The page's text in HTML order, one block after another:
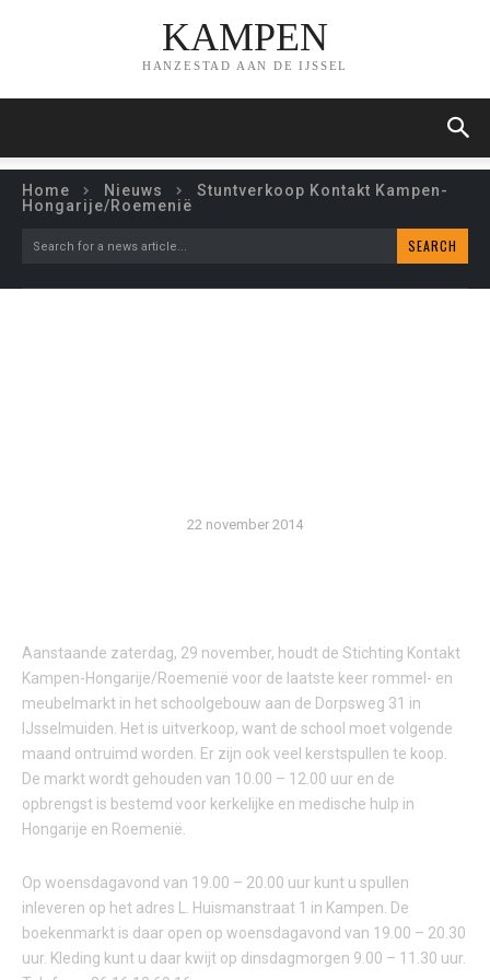
KAMPEN
HANZESTAD AAN DE IJSSEL
Home Nieuws
Stuntverkoop Kontakt Kampen-
Hongarije/Roemenië
Search for a news article... SEARCH
22 november 2014
Aanstaande zaterdag, 29 november, houdt de Stichting Kontakt
Kampen-Hongarije/Roemenië voor de laatste keer rommel- en
meubelmarkt in het schoolgebouw aan de Dorpsweg 31 in
IJsselmuiden. Het is uitverkoop, want de school moet volgende
maand ontruimd worden. Er zijn ook veel kerstspullen te koop.
De markt wordt gehouden van 10.00 – 12.00 uur en de
opbrengst is bestemd voor kerkelijke en medische hulp in
Hongarije en Roemenië.
Op woensdagavond van 19.00 – 20.00 uur kunt u spullen
inleveren op het adres L. Huismanstraat 1 in Kampen. De
boekenmarkt is daar open op woensdagavond van 19.00 – 20.30
uur. Kleding kunt u daar kwijt op dinsdagmorgen 9.00 – 11.30 uur.